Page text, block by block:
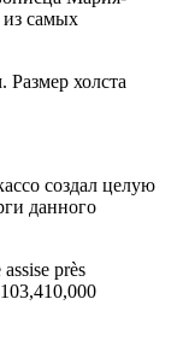
из самых
холста
создал целую
данного
près